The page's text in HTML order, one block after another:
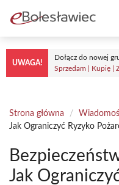
treści
UWAGA!
Dołącz do nowej
Sprzedam | Kupię |
Strona główna /
Jak Ograniczyć Ryzyko
Jak